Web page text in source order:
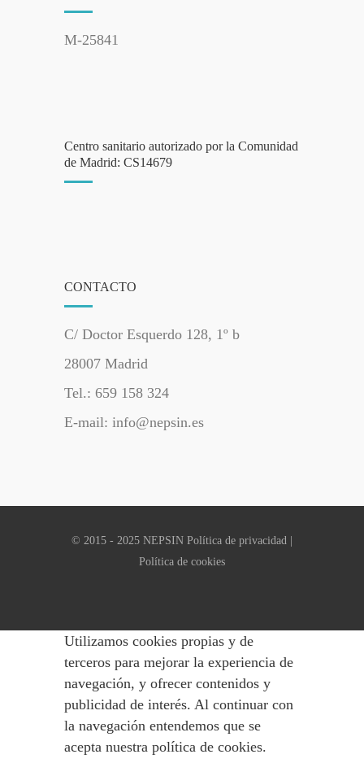
M-25841
Centro sanitario autorizado por la Comunidad
de Madrid: CS14679
CONTACTO
C/ Doctor Esquerdo 128, 1º b
28007 Madrid
Tel.: 659 158 324
E-mail: info@nepsin.es
© 2015 - 2025 NEPSIN Política de privacidad
Política de cookies
Utilizamos cookies propias y de
terceros para mejorar la experiencia de
navegación, y ofrecer contenidos y
publicidad de interés. Al continuar con
la navegación entendemos que se
acepta nuestra política de cookies.